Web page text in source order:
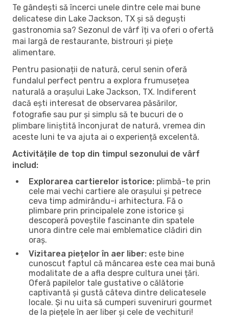
Te gândești să încerci unele dintre cele mai bune
delicatese din Lake Jackson, TX și să deguști
gastronomia sa? Sezonul de vârf îți va oferi o ofertă
mai largă de restaurante, bistrouri și piețe
alimentare.
Pentru pasionații de natură, cerul senin oferă
fundalul perfect pentru a explora frumusețea
naturală a orașului Lake Jackson, TX. Indiferent
dacă ești interesat de observarea păsărilor,
fotografie sau pur și simplu să te bucuri de o
plimbare liniștită înconjurat de natură, vremea din
aceste luni te va ajuta ai o experiență excelentă.
Activitățile de top din timpul sezonului de vârf
includ:
Explorarea cartierelor istorice: plimbă-te prin
cele mai vechi cartiere ale orașului și petrece
ceva timp admirându-i arhitectura. Fă o
plimbare prin principalele zone istorice și
descoperă poveștile fascinante din spatele
unora dintre cele mai emblematice clădiri din
oraș.
Vizitarea piețelor în aer liber: este bine
cunoscut faptul că mâncarea este cea mai bună
modalitate de a afla despre cultura unei țări.
Oferă papilelor tale gustative o călătorie
captivantă și gustă câteva dintre delicatesele
locale. Și nu uita să cumperi suveniruri gourmet
de la piețele în aer liber și cele de vechituri!